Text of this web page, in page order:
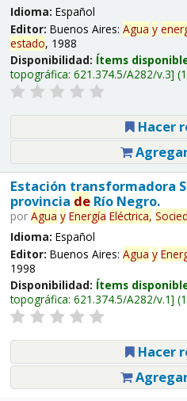
Idioma: Español
Editor: Buenos Aires: Agua y
estado, 1988
Disponibilidad: Ítems
topográfica: 621.374.5/A282/v.3
Hacer
Estación transformadora
provincia deRío Negro.
por Agua y Energía Eléctrica,
Idioma: Español
Editor: Buenos Aires: Agua y
1998
Disponibilidad: Ítems
topográfica: 621.374.5/A282/v.1
Hacer